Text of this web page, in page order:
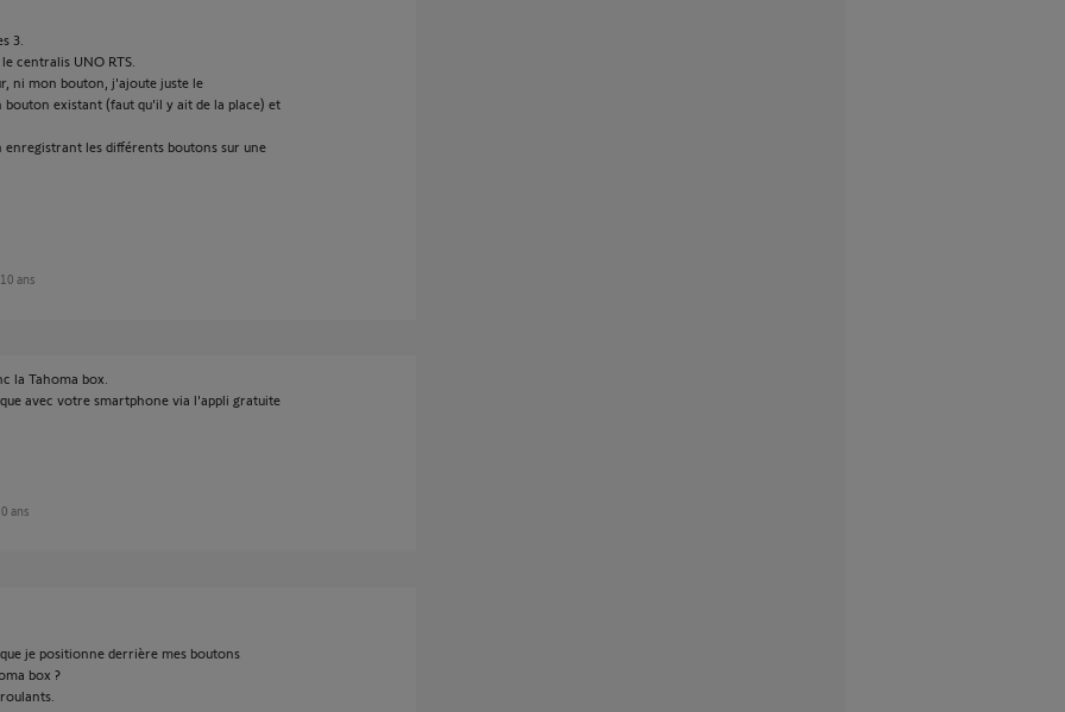
3.
centralis UNO RTS.
ni mon bouton, j'ajoute juste le
existant (faut qu'il y ait de la place) et
enregistrant les différents boutons sur une
ans
la Tahoma box.
avec votre smartphone via l'appli gratuite
ans
je positionne derrière mes boutons
box ?